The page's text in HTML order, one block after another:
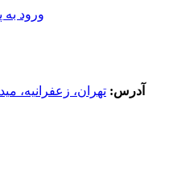
ورود به
آدرس: تهران، زعفرانیه، میدان الف،